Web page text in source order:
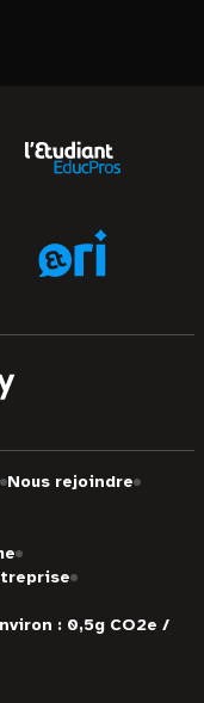
Nous rejoindre
: 0,5g CO2e /